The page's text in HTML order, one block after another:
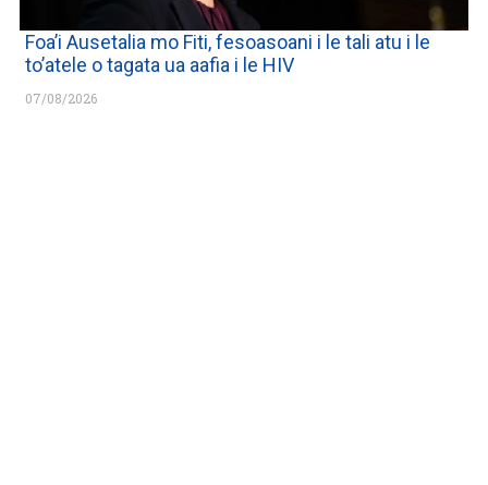
Foa’i Ausetalia mo Fiti, fesoasoani i le tali atu i le
to’atele o tagata ua aafia i le HIV
07/08/2026